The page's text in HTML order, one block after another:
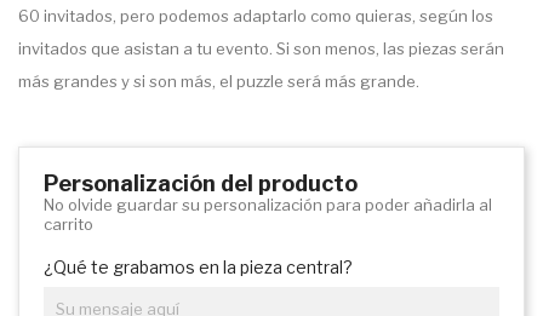
60 invitados, pero podemos adaptarlo como quieras, según los
invitados que asistan a tu evento. Si son menos, las piezas serán
más grandes y si son más, el puzzle será más grande.
Personalización del producto
No olvide guardar su personalización para poder añadirla al
carrito
¿Qué te grabamos en la pieza central?